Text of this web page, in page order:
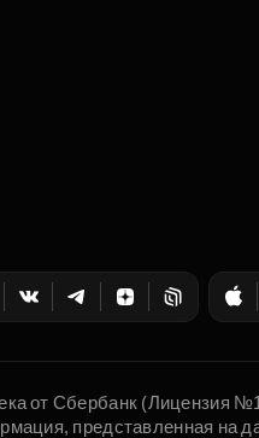
от Сбербанк (Лицензия
представленная на